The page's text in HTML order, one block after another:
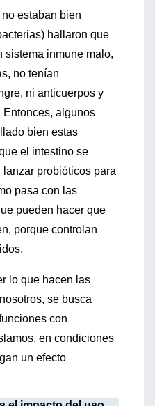
estaban bien
hallaron que
sistema inmune malo,
no tenían
ni anticuerpos y
Entonces, algunos
bien estas
el intestino se
probióticos para
pasa con las
pueden hacer que
porque controlan
lo que hacen las
se busca
con
en condiciones
un efecto